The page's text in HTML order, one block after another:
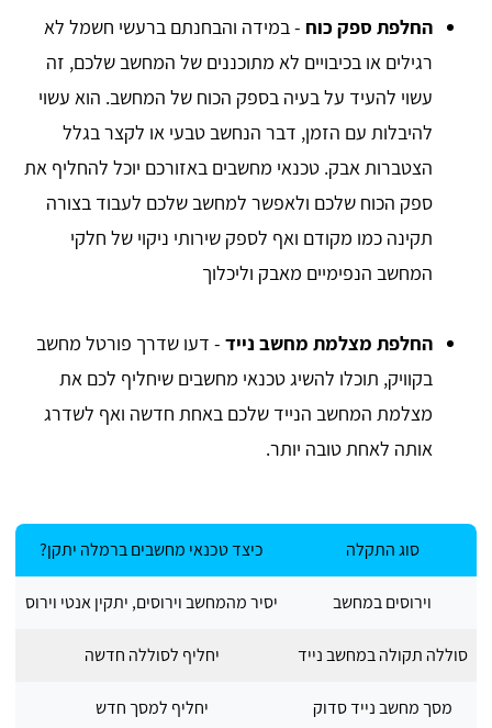
החלפת ספק כוח - במידה והבחנתם ברעשי חשמל לא
רגילים או בכיבויים לא מתוכננים של המחשב שלכם, זה
עשוי להעיד על בעיה בספק הכוח של המחשב. הוא עשוי
להיבלות עם הזמן, דבר הנחשב טבעי או לקצר בגלל
הצטברות אבק. טכנאי מחשבים באזורכם יוכל להחליף את
ספק הכוח שלכם ולאפשר למחשב שלכם לעבוד בצורה
תקינה כמו מקודם ואף לספק שירותי ניקוי של חלקי
המחשב הנפימיים מאבק וליכלוך
החלפת מצלמת מחשב נייד - דעו שדרך פורטל מחשב
בקוויק, תוכלו להשיג טכנאי מחשבים שיחליף לכם את
מצלמת המחשב הנייד שלכם באחת חדשה ואף לשדרג
אותה לאחת טובה יותר.
סוג התקלה כיצד טכנאי מחשבים ברמלה יתקן?
וירוסים במחשב יסיר מהמחשב וירוסים, יתקין אנטי וירוס
סוללה תקולה במחשב נייד יחליף לסוללה חדשה
מסך מחשב נייד סדוק יחליף למסך חדש